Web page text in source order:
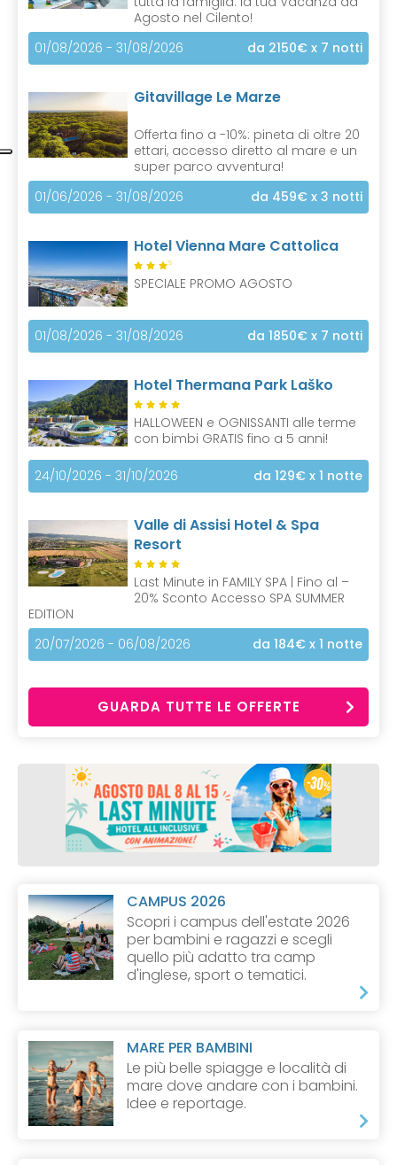
Agosto nel Cilento!
01/08/2026 - 31/08/2026
da 2150€ x 7 notti
Gitavillage Le Marze
Offerta fino a -10%: pineta di oltre 20
ettari, accesso diretto al mare e un
super parco avventura!
01/06/2026 - 31/08/2026
da 459€ x 3 notti
Hotel Vienna Mare Cattolica
S
SPECIALE PROMO AGOSTO
01/08/2026 - 31/08/2026 da 1850€ x 7 notti
Hotel Thermana Park Laško
HALLOWEEN e OGNISSANTI alle terme
con bimbi GRATIS fino a 5 anni!
24/10/2026 - 31/10/2026 da 129€ x 1 notte
Valle di Assisi Hotel & Spa
Resort
Last Minute in FAMILY SPA | Fino al –
20% Sconto Accesso SPA SUMMER
EDITION
20/07/2026 - 06/08/2026
da 184€ x 1 notte
GUARDA TUTTE LE OFFERTE
CAMPUS 2026
Scopri i campus dell'estate 2026
per bambini e ragazzi e scegli
quello più adatto tra camp
d'inglese, sport o tematici.
MARE PER BAMBINI
Le più belle spiagge e località di
mare dove andare con i bambini.
Idee e reportage.